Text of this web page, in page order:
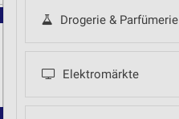
Drogerie & Parfümerie
Elektromärkte